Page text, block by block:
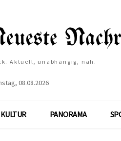
Aktuell, unabhängig, nah.
08.08.2026
KULTUR PANORAMA